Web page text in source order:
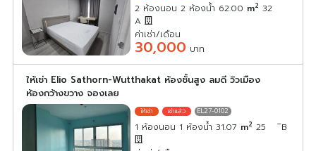
2 ห้องนอน 2 ห้องน้ำ 62.00 m2 32
A
ค่าเช่า/เดือน
30,000 บาท
ให้เช่า Elio Sathorn-Wutthakat ห้องชั้นสูง ลมดี วิวเมือง
ห้องกว้างขวาง จองเลย
EL27-0102
1 ห้องนอน 1 ห้องน้ำ 31.07 m2 25 ิB